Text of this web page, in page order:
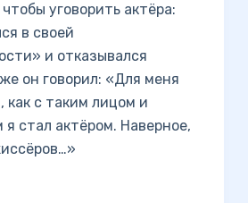
уговорить актёра:
в своей
и отказывался
он говорил: «Для меня
как с таким лицом и
стал актёром. Наверное,